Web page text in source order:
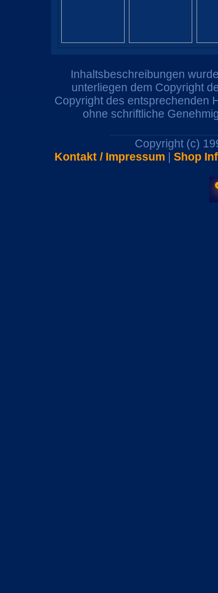
Inhaltsbeschreibungen
unterliegen dem Copyright
Copyright des entsprechenden
ohne schriftliche
Copyright (c)
Kontakt / Impressum | Shop